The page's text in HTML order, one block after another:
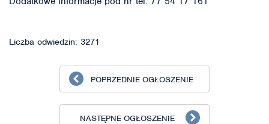
Liczba odwiedzin: 3271
POPRZEDNIE OGŁOSZENIE
NASTĘPNE OGŁOSZENIE